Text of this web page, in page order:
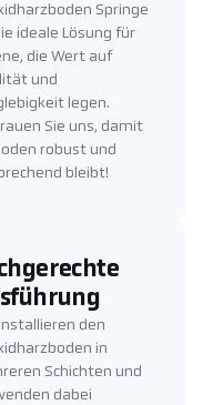
Springe
ideale Lösung für
die Wert auf
und
legen.
Sie uns, damit
robust und
bleibt!
den
in
Schichten und
dabei